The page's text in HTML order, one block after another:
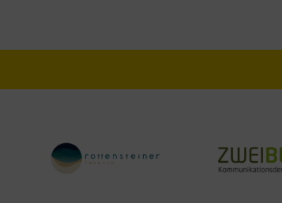
FEB.
27 9:00-